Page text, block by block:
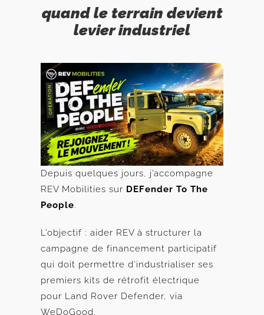
quand le terrain devient
levier industriel
Depuis quelques jours, j’accompagne
REV Mobilities sur DEFender To The
People.
L’objectif : aider REV à structurer la
campagne de financement participatif
qui doit permettre d’industrialiser ses
premiers kits de rétrofit électrique
pour Land Rover Defender, via
WeDoGood.